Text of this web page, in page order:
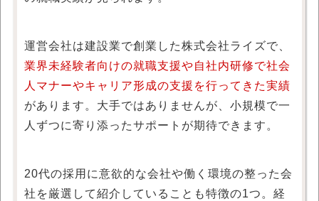
運営会社は建設業で創業した株式会社ライズで、
業界未経験者向けの就職支援や自社内研修で社会
人マナーやキャリア形成の支援を行ってきた実績
があります。大手ではありませんが、小規模で一
人ずつに寄り添ったサポートが期待できます。
20代の採用に意欲的な会社や働く環境の整った会
社を厳選して紹介していることも特徴の1つ。経